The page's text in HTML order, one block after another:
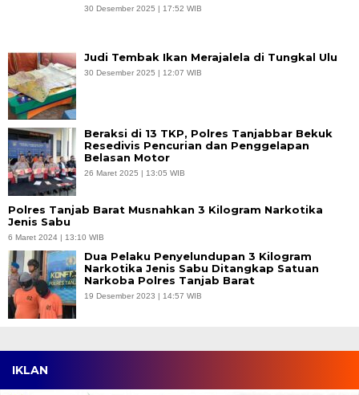
30 Desember 2025 | 17:52 WIB
Judi Tembak Ikan Merajalela di Tungkal Ulu
30 Desember 2025 | 12:07 WIB
Beraksi di 13 TKP, Polres Tanjabbar Bekuk
Resedivis Pencurian dan Penggelapan
Belasan Motor
26 Maret 2025 | 13:05 WIB
Polres Tanjab Barat Musnahkan 3 Kilogram Narkotika
Jenis Sabu
6 Maret 2024 | 13:10 WIB
Dua Pelaku Penyelundupan 3 Kilogram
Narkotika Jenis Sabu Ditangkap Satuan
Narkoba Polres Tanjab Barat
19 Desember 2023 | 14:57 WIB
IKLAN